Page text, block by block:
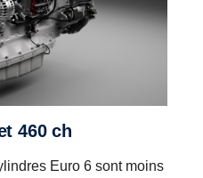
460 ch
Euro 6 sont moins